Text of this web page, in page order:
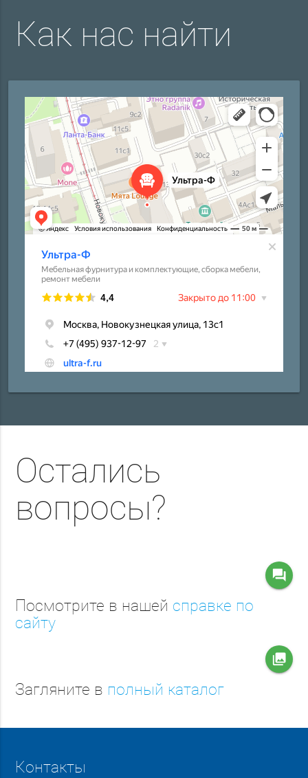
Как нас найти
Остались
вопросы?
question_answer
Посмотрите в нашей справке по
сайту
collections
Загляните в полный каталог
Контакты